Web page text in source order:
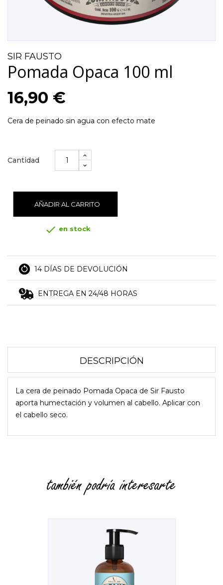
SIR FAUSTO
Pomada Opaca 100 ml
16,90 €
Cera de peinado sin agua con efecto mate
Cantidad
AÑADIR AL CARRITO
 en stock
14 DÍAS DE DEVOLUCIÓN
ENTREGA EN 24/48 HORAS
DESCRIPCIÓN
La cera de peinado Pomada Opaca de Sir Fausto
aporta humectación y volumen al cabello. Aplicar con
el cabello seco.
también podría interesarte